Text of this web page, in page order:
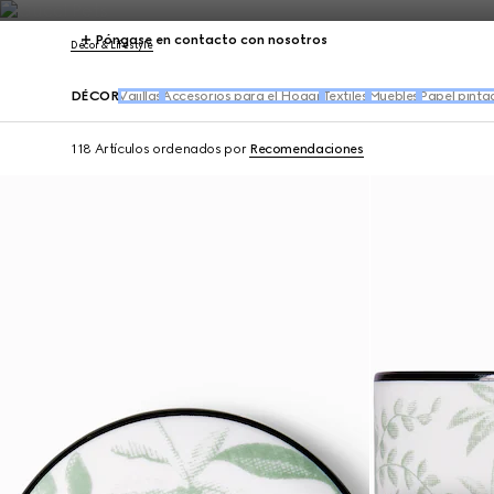
Póngase en contacto con nosotros
Décor & Lifestyle
DÉCORVajillas Accesorios para el Hogar Textiles Muebles Papel
118 Artículos ordenados por Recomendaciones